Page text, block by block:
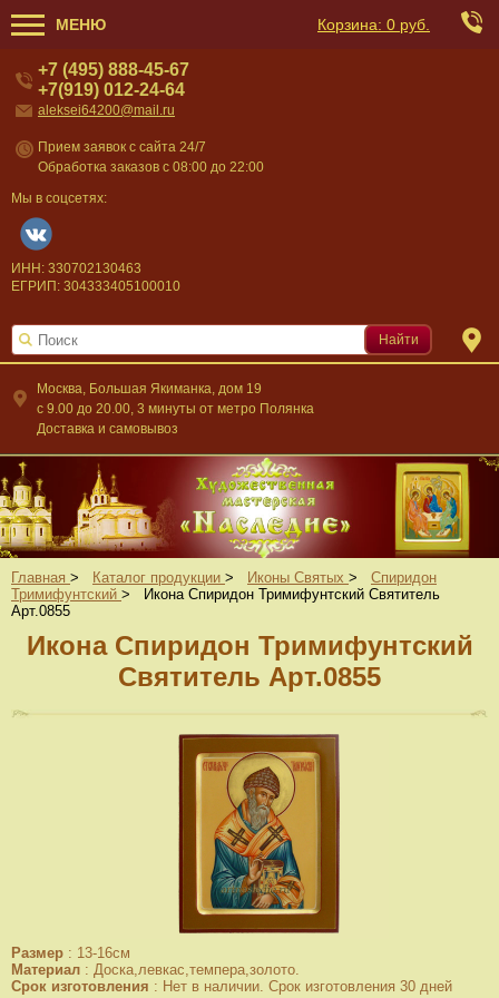
МЕНЮ Корзина: 0 руб.
Москва, Большая Якиманка, дом 19
c 9.00 до 20.00, 3 минуты от метро Полянка
Доставка и самовывоз
+7 (495) 888-45-67
+7(919) 012-24-64
aleksei64200@mail.ru
Прием заявок с сайта 24/7
Обработка заказов с 08:00 до 22:00
Мы в соцсетях:
ИНН: 330702130463
ЕГРИП: 304333405100010
Найти
Главная > Каталог продукции > Иконы Святых >
Спиридон
Тримифунтский >
Икона Спиридон Тримифунтский Святитель
Арт.0855
Икона Спиридон Тримифунтский
Святитель Арт.0855
Размер : 13-16см
Материал : Доска,левкас,темпера,золото.
Срок изготовления : Нет в наличии. Срок изготовления 30 дней